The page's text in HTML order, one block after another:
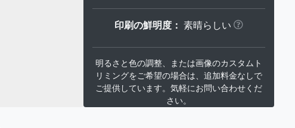
印刷の鮮明度： 素晴らしい
明るさと色の調整、または画像のカスタムト
リミングをご希望の場合は、追加料金なしで
ご提供しています。気軽にお問い合わせくだ
さい。